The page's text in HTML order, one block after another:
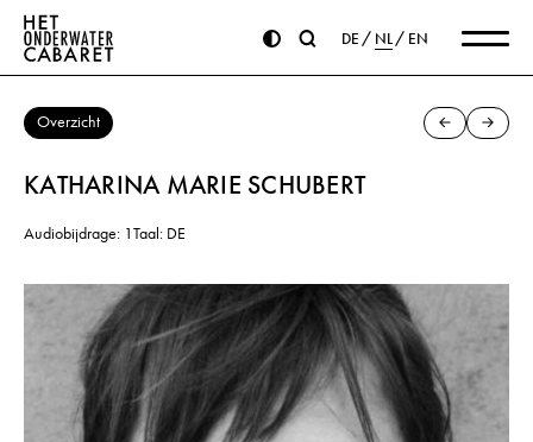
DE NL EN
Overzicht
KATHARINA MARIE SCHUBERT
Audiobijdrage: 1Taal: DE